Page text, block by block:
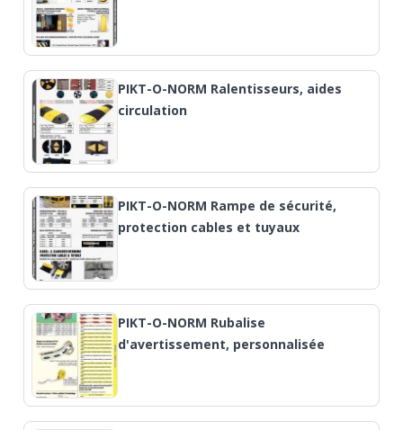
PIKT-O-NORM Ralentisseurs, aides
circulation
PIKT-O-NORM Rampe de sécurité,
protection cables et tuyaux
PIKT-O-NORM Rubalise
d'avertissement, personnalisée